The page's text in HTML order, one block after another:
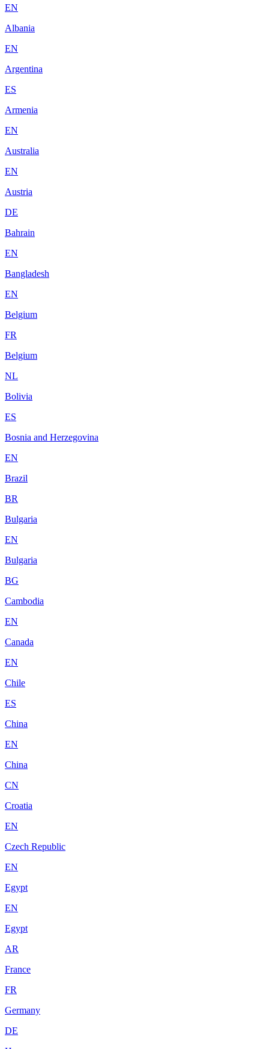
EN
Albania
EN
Argentina
ES
Armenia
EN
Australia
EN
Austria
DE
Bahrain
EN
Bangladesh
EN
Belgium
FR
Belgium
NL
Bolivia
ES
Bosnia and Herzegovina
EN
Brazil
BR
Bulgaria
EN
Bulgaria
BG
Cambodia
EN
Canada
EN
Chile
ES
China
EN
China
CN
Croatia
EN
Czech Republic
EN
Egypt
EN
Egypt
AR
France
FR
Germany
DE